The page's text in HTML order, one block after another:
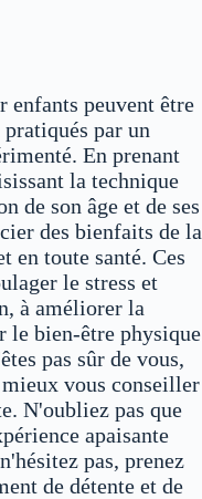
enfants peuvent être
par un
En prenant
la technique
de son âge et de ses
des bienfaits de la
en toute santé. Ces
le stress et
à améliorer la
le bien-être physique
pas sûr de vous,
vous conseiller
N'oubliez pas que
apaisante
pas, prenez
de détente et de